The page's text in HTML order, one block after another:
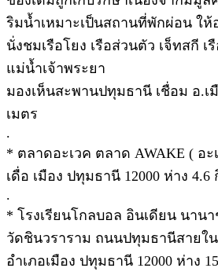
ริมน้ำเหมาะเป็นสถานที่พักผ่อน ให้
นั่งชมเรือโยง เรือส่วนตัว เจ็ทสกี เ
แม่น้ำเจ้าพระยา
มองเห็นสะพานปทุมธานี เชื่อม อ.เ
เมตร
.
* ตลาดอะเวค ตลาด AWAKE ( อะ
เดื่อ เมือง ปทุมธานี 12000 ห่าง 4.6
.
* โรงเรียนโกลบอล อินเดียน นาน
วัดชินวราราม ถนนปทุมธานีสายใ
อำเภอเมือง ปทุมธานี 12000 ห่าง